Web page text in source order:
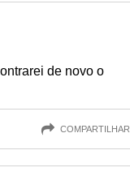
de novo o
COMPARTILHAR